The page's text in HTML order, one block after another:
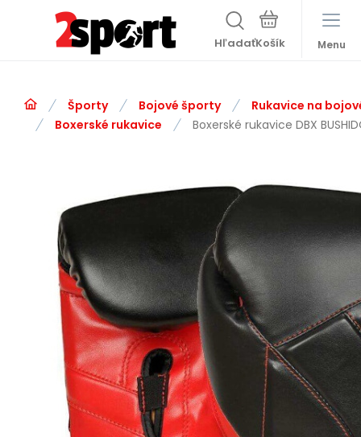
Hľadať Menu
Športy Bojové športy
Rukavice na
Boxerské rukavice
Boxerské rukavice DBX